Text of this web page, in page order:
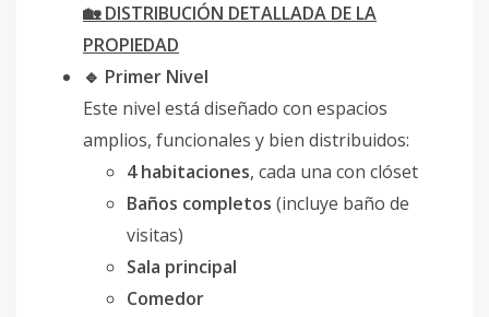
🏡 DISTRIBUCIÓN DETALLADA DE LA
PROPIEDAD
🔹 Primer Nivel
Este nivel está diseñado con espacios
amplios, funcionales y bien distribuidos:
4 habitaciones, cada una con clóset
Baños completos (incluye baño de
visitas)
Sala principal
Comedor